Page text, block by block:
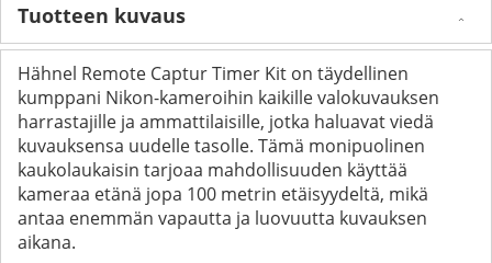
Tuotteen kuvaus
Hähnel Remote Captur Timer Kit on täydellinen
kumppani Nikon-kameroihin kaikille valokuvauksen
harrastajille ja ammattilaisille, jotka haluavat viedä
kuvauksensa uudelle tasolle. Tämä monipuolinen
kaukolaukaisin tarjoaa mahdollisuuden käyttää
kameraa etänä jopa 100 metrin etäisyydeltä, mikä
antaa enemmän vapautta ja luovuutta kuvauksen
aikana.